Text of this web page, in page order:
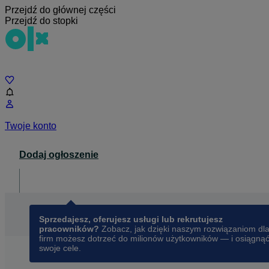
Przejdź do głównej części
Przejdź do stopki
Twoje konto
Dodaj ogłoszenie
Sprzedajesz, oferujesz usługi lub rekrutujesz
pracowników? Zobacz, jak dzięki naszym rozwiązaniom dla
firm możesz dotrzeć do milionów użytkowników — i osiągnąć
swoje cele.